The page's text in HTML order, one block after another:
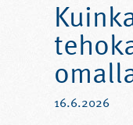
16.6.2026